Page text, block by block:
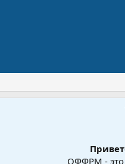
ОФФРМ - это